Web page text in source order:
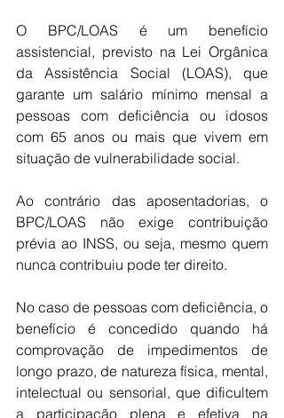
O BPC/LOAS é um benefício
assistencial, previsto na Lei Orgânica
da Assistência Social (LOAS), que
garante um salário mínimo mensal a
pessoas com deficiência ou idosos
com 65 anos ou mais que vivem em
situação de vulnerabilidade social.
Ao contrário das aposentadorias, o
BPC/LOAS não exige contribuição
prévia ao INSS, ou seja, mesmo quem
nunca contribuiu pode ter direito.
No caso de pessoas com deficiência, o
benefício é concedido quando há
comprovação de impedimentos de
longo prazo, de natureza física, mental,
intelectual ou sensorial, que dificultem
a participação plena e efetiva na